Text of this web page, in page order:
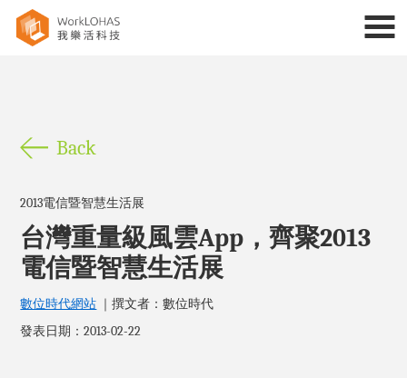
Back
2013電信暨智慧生活展
台灣重量級風雲App，齊聚2013
電信暨智慧生活展
數位時代網站 ｜撰文者：數位時代
發表日期：2013-02-22